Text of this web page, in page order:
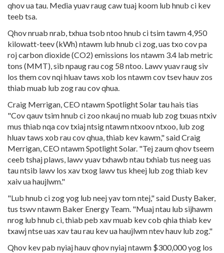
qhov ua tau. Media yuav raug caw tuaj koom lub hnub ci kev
teeb tsa.
Qhov nruab nrab, txhua tsob ntoo hnub ci tsim tawm 4,950
kilowatt-teev (kWh) ntawm lub hnub ci zog, uas txo cov pa
roj carbon dioxide (CO2) emissions los ntawm 3.4 lab metric
tons (MMT), sib npaug rau cog 58 ntoo. Lawv yuav raug siv
los them cov nqi hluav taws xob los ntawm cov tsev hauv zos
thiab muab lub zog rau cov qhua.
Craig Merrigan, CEO ntawm Spotlight Solar tau hais tias
"Cov qauv tsim hnub ci zoo nkauj no muab lub zog txuas ntxiv
mus thiab nqa cov txiaj ntsig ntawm ntxoov ntxoo, lub zog
hluav taws xob rau cov qhua, thiab kev kawm," said Craig
Merrigan, CEO ntawm Spotlight Solar. "Tej zaum qhov tseem
ceeb tshaj plaws, lawv yuav txhawb ntau txhiab tus neeg uas
tau ntsib lawv los xav txog lawv tus kheej lub zog thiab kev
xaiv ua haujlwm."
"Lub hnub ci zog yog lub neej yav tom ntej," said Dusty Baker,
tus tswv ntawm Baker Energy Team. "Muaj ntau lub sijhawm
nrog lub hnub ci, thiab peb xav muab kev cob qhia thiab kev
txawj ntse uas xav tau rau kev ua haujlwm ntev hauv lub zog."
Qhov kev pab nyiaj hauv qhov nyiaj ntawm $300,000 yog los